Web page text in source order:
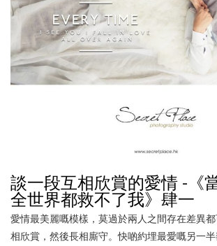
談一段互相欣賞的愛情 -《
全世界都救不了我》肆一
愛情最美麗嘅模樣，莫過於兩人之間存在差異
相欣賞，然後長相廝守。快啲約埋最愛嘅另一